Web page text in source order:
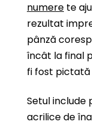
numere te
rezultat
pânză
încât la final
fi fost pictată
Setul include
acrilice de